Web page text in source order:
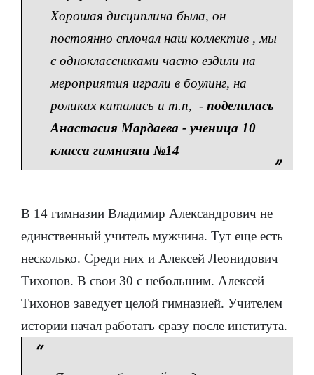
Хорошая дисциплина была, он
постоянно сплочал наш коллектив , мы
с одноклассниками часто ездили на
мероприятия играли в боулинг, на
роликах катались и т.п, - поделилась
Анастасия Мардаева - ученица 10
класса гимназии №14
В 14 гимназии Владимир Александрович не
единственный учитель мужчина. Тут еще есть
несколько. Среди них и Алексей Леонидович
Тихонов. В свои 30 с небольшим. Алексей
Тихонов заведует целой гимназией. Учителем
истории начал работать сразу после института.